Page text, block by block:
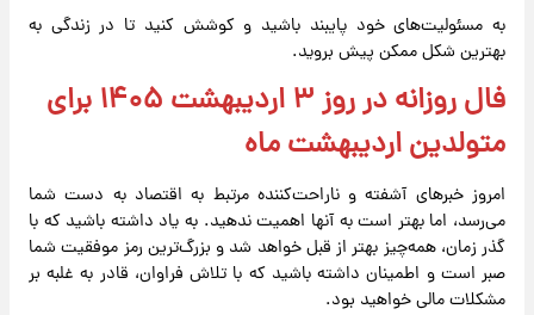
به مسئولیت‌های خود پایبند باشید و کوشش کنید تا در زندگی به
بهترین شکل ممکن پیش بروید.
فال روزانه در روز ۳ اردیبهشت ۱۴۰۵ برای
متولدین اردیبهشت ماه
امروز خبرهای آشفته و ناراحت‌کننده مرتبط به اقتصاد به دست شما
می‌رسد، اما بهتر است به آنها اهمیت ندهید. به یاد داشته باشید که با
گذر زمان، همه‌چیز بهتر از قبل خواهد شد و بزرگ‌ترین رمز موفقیت شما
صبر است و اطمینان داشته باشید که با تلاش فراوان، قادر به غلبه بر
مشکلات مالی خواهید بود.